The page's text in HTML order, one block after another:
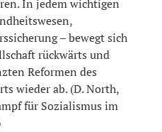
In jedem wichtigen
– bewegt sich
rückwärts und
Reformen des
wieder ab. (D. North,
für Sozialismus im